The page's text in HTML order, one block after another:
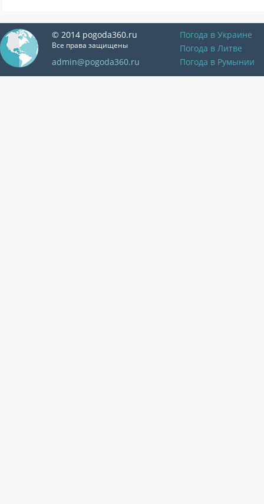
© 2014 pogoda360.ru
Все права защищены
admin@pogoda360.ru
Погода в Украине
Погода в Литве
Погода в Румынии